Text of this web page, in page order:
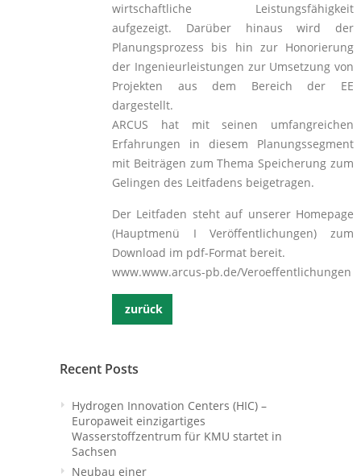
wirtschaftliche Leistungsfähigkeit
aufgezeigt. Darüber hinaus wird der
Planungsprozess bis hin zur Honorierung
der Ingenieurleistungen zur Umsetzung von
Projekten aus dem Bereich der EE
dargestellt.
ARCUS hat mit seinen umfangreichen
Erfahrungen in diesem Planungssegment
mit Beiträgen zum Thema Speicherung zum
Gelingen des Leitfadens beigetragen.
Der Leitfaden steht auf unserer Homepage
(Hauptmenü I Veröffentlichungen) zum
Download im pdf-Format bereit.
www.www.arcus-pb.de/Veroeffentlichungen
zurück
Recent Posts
Hydrogen Innovation Centers (HIC) –
Europaweit einzigartiges
Wasserstoffzentrum für KMU startet in
Sachsen
Neubau einer